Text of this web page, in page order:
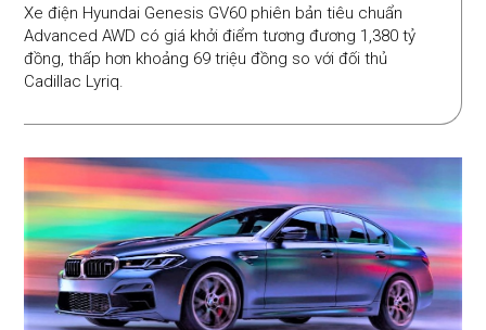
Xe điện Hyundai Genesis GV60 phiên bản tiêu chuẩn
Advanced AWD có giá khởi điểm tương đương 1,380 tỷ
đồng, thấp hơn khoảng 69 triệu đồng so với đối thủ
Cadillac Lyriq.